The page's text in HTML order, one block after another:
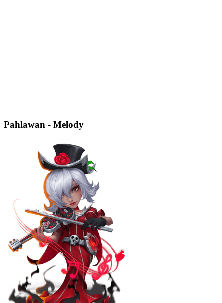
Pahlawan - Melody